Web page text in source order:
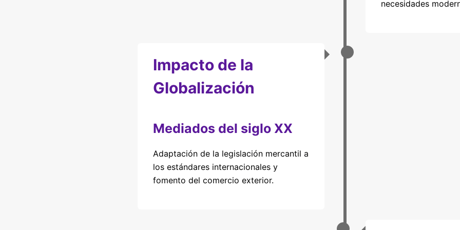
necesidades
Impacto de la
Globalización
Mediados del siglo XX
Adaptación de la legislación mercantil a
los estándares internacionales y
fomento del comercio exterior.